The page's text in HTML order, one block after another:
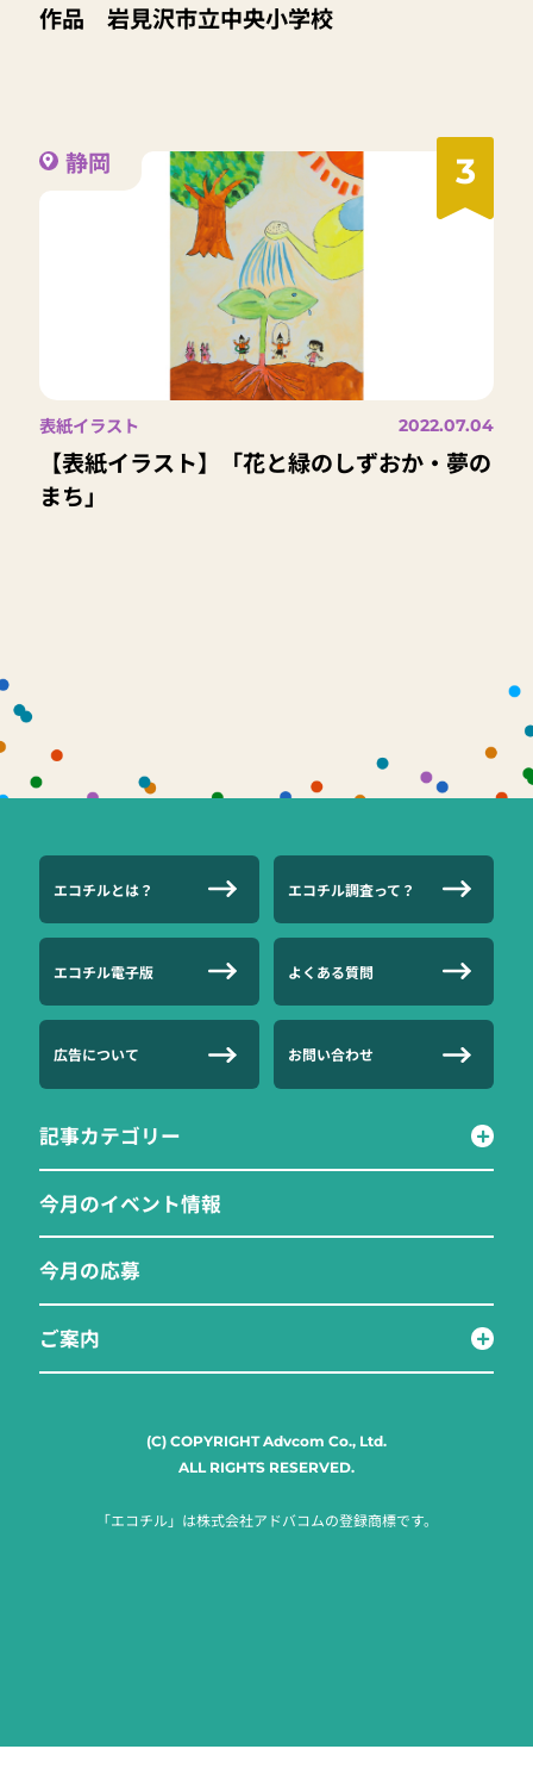
作品 岩見沢市立中央小学校
3
静岡
表紙イラスト 2022.07.04
【表紙イラスト】「花と緑のしずおか・夢の
まち」
エコチルとは？ エコチル調査って？
エコチル電子版 よくある質問
広告について お問い合わせ
記事カテゴリー
今月のイベント情報
今月の応募
ご案内
(C) COPYRIGHT Advcom Co., Ltd.
ALL RIGHTS RESERVED.
「エコチル」は株式会社アドバコムの登録商標です。